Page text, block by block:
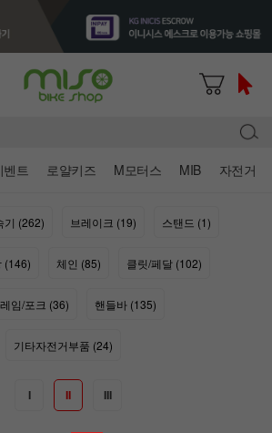
벤트 로얄키즈 M모터스 MIB 자전거
기 (262) 브레이크 (19) 스탠드 (1)
(146) 체인 (85) 클릿/페달 (102)
임/포크 (36) 핸들바 (135)
기타자전거부품 (24)
I II III